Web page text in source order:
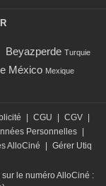
Beyazperde Turquie
México Mexique
CGU CGV
Personnelles
AlloCiné
Gérer Utiq
le numéro AlloCiné :